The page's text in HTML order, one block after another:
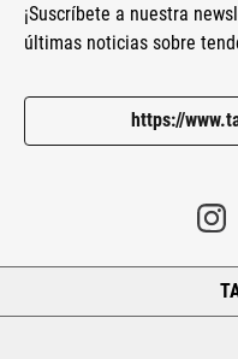
¡Suscríbete a nuestra
últimas noticias sobre
https://